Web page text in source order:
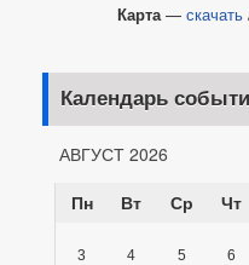
Карта — скачать
Календарь
АВГУСТ 2026
Пн
Вт Ср Чт
3
4 5 6